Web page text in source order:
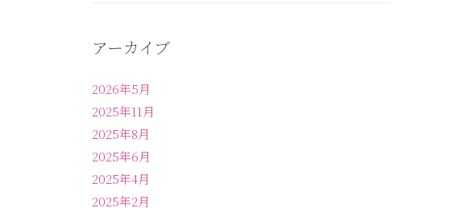
アーカイブ
2026年5月
2025年11月
2025年8月
2025年6月
2025年4月
2025年2月